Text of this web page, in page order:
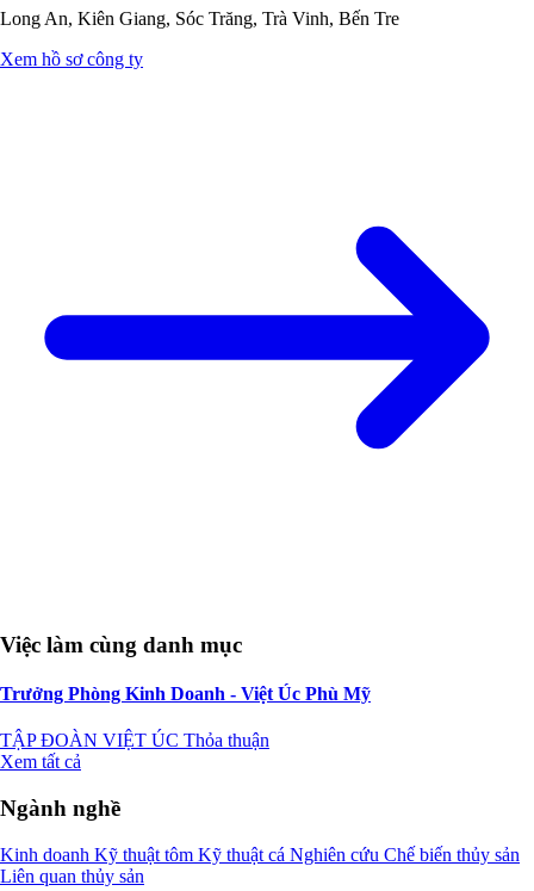
Long An, Kiên Giang, Sóc Trăng, Trà Vinh, Bến Tre
Xem hồ sơ công ty
Việc làm cùng danh mục
Trưởng Phòng Kinh Doanh - Việt Úc Phù Mỹ
TẬP ĐOÀN VIỆT ÚC Thỏa thuận
Xem tất cả
Ngành nghề
Kinh doanh Kỹ thuật tôm Kỹ thuật cá Nghiên cứu Chế biến thủy sản
Liên quan thủy sản